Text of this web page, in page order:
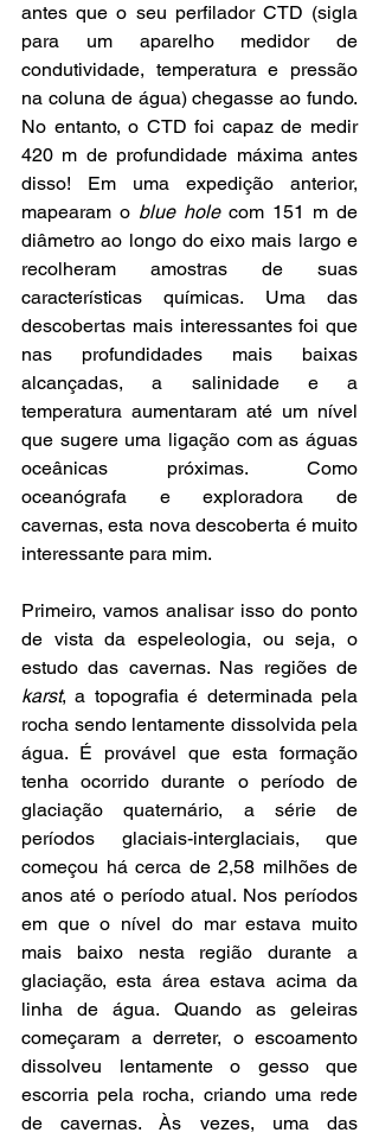
antes que o seu perfilador CTD (sigla
para um aparelho medidor de
condutividade, temperatura e pressão
na coluna de água) chegasse ao fundo.
No entanto, o CTD foi capaz de medir
420 m de profundidade máxima antes
disso! Em uma expedição anterior,
mapearam o blue hole com 151 m de
diâmetro ao longo do eixo mais largo e
recolheram amostras de suas
características químicas. Uma das
descobertas mais interessantes foi que
nas profundidades mais baixas
alcançadas, a salinidade e a
temperatura aumentaram até um nível
que sugere uma ligação com as águas
oceânicas próximas. Como
oceanógrafa e exploradora de
cavernas, esta nova descoberta é muito
interessante para mim.
Primeiro, vamos analisar isso do ponto
de vista da espeleologia, ou seja, o
karst, a topografia é determinada pela
rocha sendo lentamente dissolvida pela
água. É provável que esta formação
tenha ocorrido durante o período de
glaciação quaternário, a série de
períodos glaciais-interglaciais, que
começou há cerca de 2,58 milhões de
anos até o período atual. Nos períodos
em que o nível do mar estava muito
mais baixo nesta região durante a
glaciação, esta área estava acima da
linha de água. Quando as geleiras
começaram a derreter, o escoamento
dissolveu lentamente o gesso que
escorria pela rocha, criando uma rede
de cavernas. Às vezes, uma das